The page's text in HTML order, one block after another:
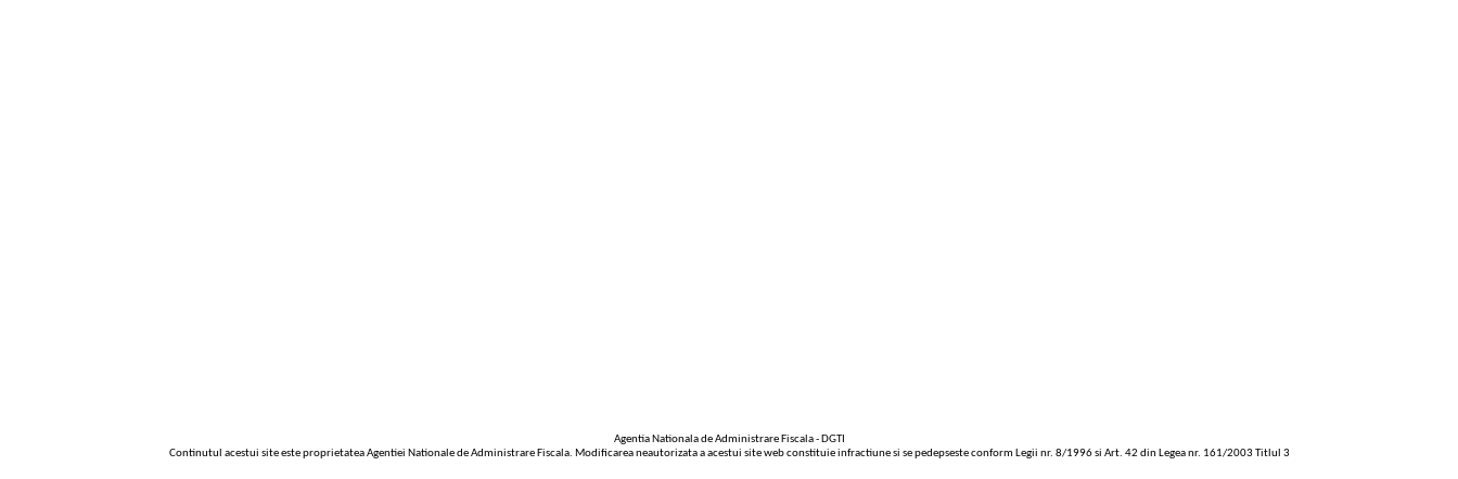
Agentia Nationala de Administrare Fiscala - DGTI
Continutul acestui site este proprietatea Agentiei Nationale de Administrare Fiscala. Modificarea neautorizata a acestui site web constituie infractiune si se pedepseste conform Legii nr. 8/1996 si Art. 42 din Legea nr. 161/2003 Titlul 3